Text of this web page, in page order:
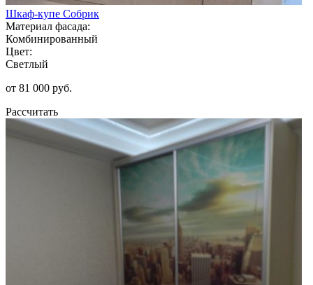
Шкаф-купе Собрик
Материал фасада:
Комбинированный
Цвет:
Светлый
от 81 000 руб.
Рассчитать